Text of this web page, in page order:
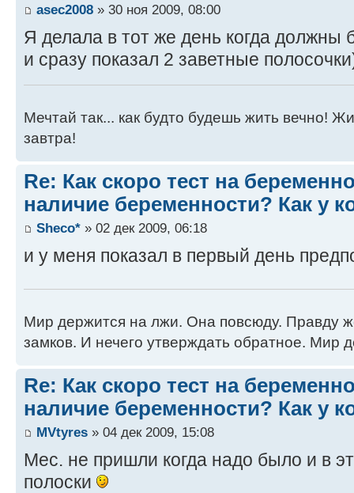
asec2008 » 30 ноя 2009, 08:00
Я делала в тот же день когда должны
и сразу показал 2 заветные
Мечтай так... как будто будешь жить вечно!
завтра!
Re: Как скоро тест на
наличие беременности? Как у
Sheco* » 02 дек 2009, 06:18
и у меня показал в первый день
Мир держится на лжи. Она повсюду. Правду
замков. И нечего утверждать обратное. Мир
Re: Как скоро тест на
наличие беременности? Как у
MVtyres » 04 дек 2009, 15:08
Мес. не пришли когда надо было и в
полоски